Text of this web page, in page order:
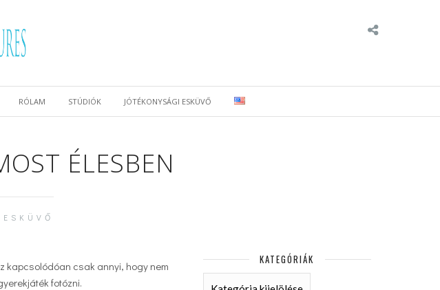
RÓLAM STÚDIÓK JÓTÉKONYSÁGI ESKÜVŐ
ÉLESBEN
ESKÜVŐ
kapcsolódóan csak annyi, hogy nem
fotózni.
KATEGÓRIÁK
KATEGÓRIÁK